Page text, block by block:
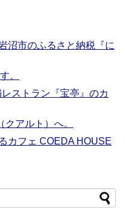
沼市のふるさと納税『に
。
ストラン『宝亭』のカ
クアルト）へ。
カフェ COEDA HOUSE